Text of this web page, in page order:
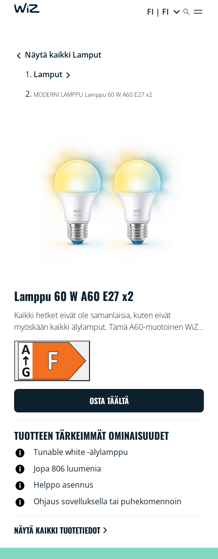
FI | FI
Näytä kaikki Lamput
Lamput
MODERNI LAMPPU Lamppu 60 W A60 E27 x2
Lamppu 60 W A60 E27 x2
Kaikki hetket eivät ole samanlaisia, kuten eivät
myöskään kaikki älylamput. Tämä A60-muotoinen WiZ-
lamppu on ominaisuuksiltaan ainutlaatuinen: sen
valkoisen valon sävyn voi säätää sopimaan erilaisiin
käyttötarpeisiin ja tunnelmiin. Ajasta valo viileäksi
keskittymistä varten ja kotoisaksi rentoutumista varten.
tunnelman kotiin. Voit ohjata valoa Wi-Fi-yhteydellä
WiZ-sovelluksella, WiZ-kytkimellä tai puhekomennoin.
OSTA TÄÄLTÄ
TUOTTEEN TÄRKEIMMÄT OMINAISUUDET
Tunable white -älylamppu
Jopa 806 luumenia
Helppo asennus
Ohjaus sovelluksella tai puhekomennoin
NÄYTÄ KAIKKI TUOTETIEDOT